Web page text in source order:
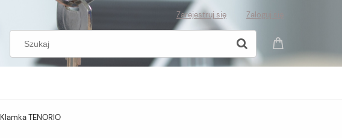
Zarejestruj się Zaloguj się
Klamka TENORIO